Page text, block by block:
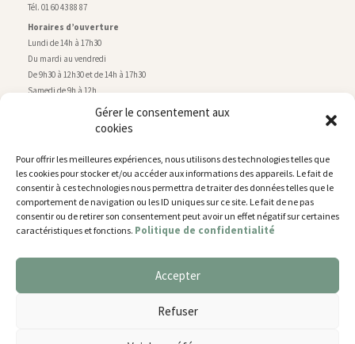
Gérer le consentement aux
cookies
Pour offrir les meilleures expériences, nous utilisons des technologies telles que
les cookies pour stocker et/ou accéder aux informations des appareils. Le fait de
consentir à ces technologies nous permettra de traiter des données telles que le
comportement de navigation ou les ID uniques sur ce site. Le fait de ne pas
consentir ou de retirer son consentement peut avoir un effet négatif sur certaines
caractéristiques et fonctions. Politique de confidentialité
Accepter
Refuser
Tél. 01 60 43 88 87
Horaires d’ouverture
Lundi de 14h à 17h30
Du mardi au vendredi
De 9h30 à 12h30 et de 14h à 17h30
Samedi de 9h à 12h
Service technique
rue de Montry–77700 Chessy
Tél. 01 60 43 52 63
Horaires d’ouverture
Lundi, mardi et jeudi
De 9h à 11h45 et de 14h30 à 17h30
Nous utilisons des cookies pour vous offrir la meilleure
You can find out more about which cookies we are using or